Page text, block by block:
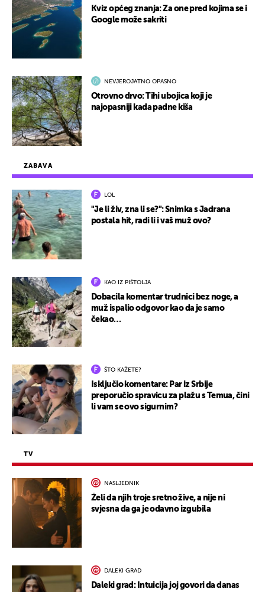
ZABAVA
LOL
"Je li živ, zna li se?": Snimka s Jadrana
postala hit, radi li i vaš muž ovo?
KAO IZ PIŠTOLJA
Dobacila komentar trudnici bez noge, a
muž ispalio odgovor kao da je samo
čekao…
ŠTO KAŽETE?
Isključio komentare: Par iz Srbije
preporučio spravicu za plažu s Temua, čini
li vam se ovo sigurnim?
TV
NASLJEDNIK
Želi da njih troje sretno žive, a nije ni
svjesna da ga je odavno izgubila
DALEKI GRAD
Daleki grad: Intuicija joj govori da danas
Kviz općeg znanja: Za one pred kojima se i
Google može sakriti
NEVJEROJATNO OPASNO
Otrovno drvo: Tihi ubojica koji je
najopasniji kada padne kiša